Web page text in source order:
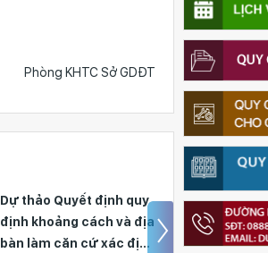
Phòng KHTC Sở GDĐT
Dự thảo Quyết định quy
định khoảng cách và địa
bàn làm căn cứ xác định